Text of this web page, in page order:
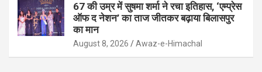
67 की उम्र में सुषमा शर्मा ने रचा इतिहास, ‘एम्प्रेस
ऑफ द नेशन’ का ताज जीतकर बढ़ाया बिलासपुर
का मान
August 8, 2026 Awaz-e-Himachal